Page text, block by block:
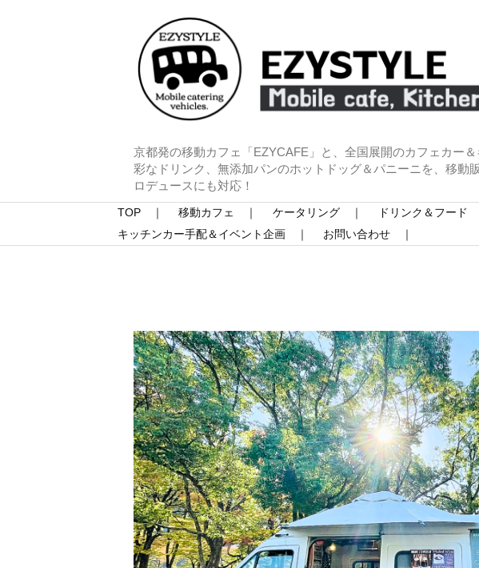
京都発の移動カフェ「EZYCAFE」と、全国展開のカフェカー
彩なドリンク、無添加パンのホットドッグ＆パニーニを、移
ロデュースにも対応！
TOP ｜ 移動カフェ ｜ ケータリング ｜ ドリンク＆フード
キッチンカー手配＆イベント企画 ｜
お問い合わせ ｜